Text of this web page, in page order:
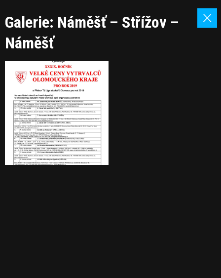
Galerie: Náměšť – Střížov –
Náměšť